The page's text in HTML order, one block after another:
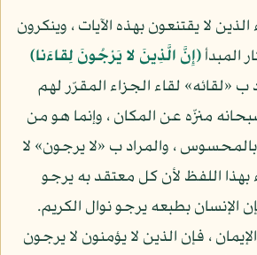
لا يقتنعون بهذه الآيات ، وينكرون
المبدأ(إِنَّ الَّذِينَ لا يَرْجُونَ لِقاءَنا)
ب «لقائه» لقاء الجزاء المقرّر لهم
منزّه عن المكان ، وإنما هو من
، والمراد ب «لا يرجون» لا
بهذا اللفظ لأن كل معتقد به يرجو
الإنسان بطبعه يرجو نوال الكريم.
، فإن الذين لا يؤمنون لا يرجون